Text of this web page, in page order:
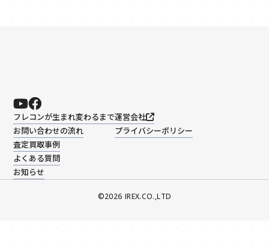
フレコンが生まれ変わるまで
お問い合わせの流れ
査定買取事例
よくある質問
お知らせ
運営会社
プライバシーポリシー
©️2026 IREX.CO.,LTD